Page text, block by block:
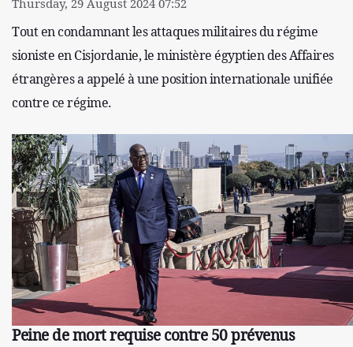
Tout en condamnant les attaques militaires du régime
sioniste en Cisjordanie, le ministère égyptien des Affaires
étrangères a appelé à une position internationale unifiée
contre ce régime.
Peine de mort requise contre 50 prévenus